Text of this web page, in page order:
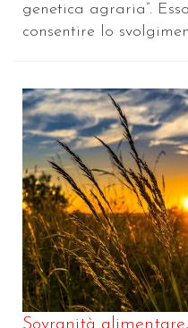
genetica agraria”.
consentire lo
Sovranità